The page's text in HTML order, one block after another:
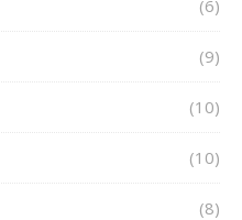
(6)
(9)
(10)
(10)
(8)